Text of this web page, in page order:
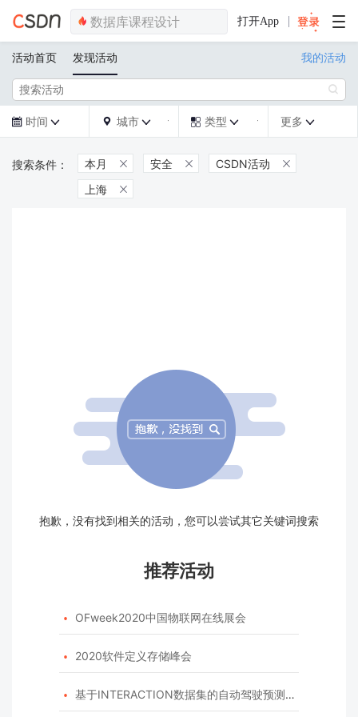
打开App
活动首页 发现活动 我的活动

 时间   城市   类型  更多 
本月  安全  CSDN活动 
上海 
抱歉，没有找到相关的活动，您可以尝试其它关键词搜索
推荐活动
 OFweek2020中国物联网在线展会
 2020软件定义存储峰会
 基于INTERACTION数据集的自动驾驶预测模型挑战赛